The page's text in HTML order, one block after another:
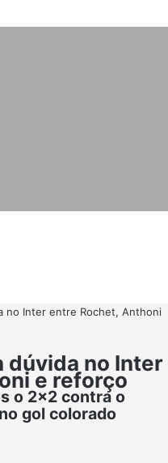
no Inter entre Rochet, Anthoni
dúvida no Inter
e reforço
o 2x2 contra o
gol colorado